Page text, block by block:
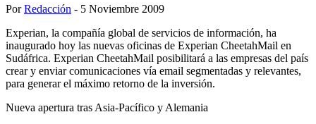
PorRedacción - 5 Noviembre 2009
Experian, la compañía global de servicios de información, ha
inaugurado hoy las nuevas oficinas de Experian CheetahMail en
Sudáfrica. Experian CheetahMail posibilitará a las empresas del país
crear y enviar comunicaciones vía email segmentadas y relevantes,
para generar el máximo retorno de la inversión.
Nueva apertura tras Asia-Pacífico y Alemania